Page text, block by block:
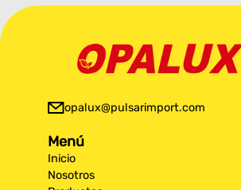
opalux@pulsarimport.com
Menú
Inicio
Nosotros